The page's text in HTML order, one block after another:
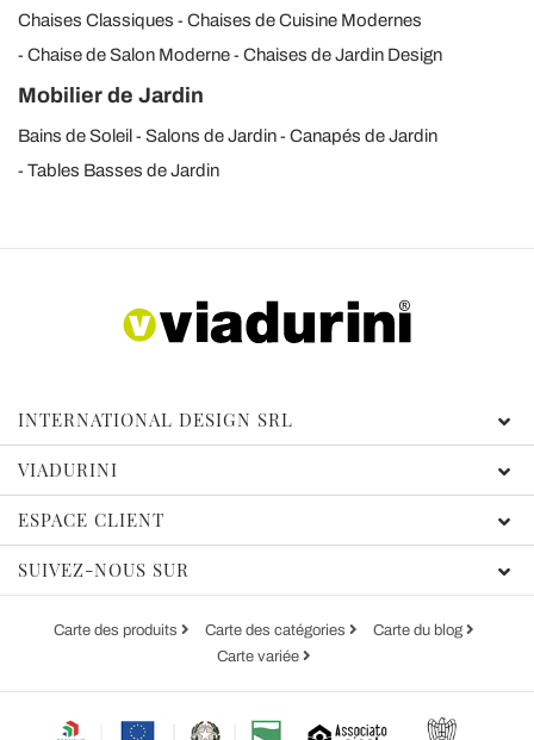
Chaises Classiques
Chaises de Cuisine Modernes
Chaise de Salon Moderne
Chaises de Jardin Design
Mobilier de Jardin
Bains de Soleil Salons de Jardin
Canapés de Jardin
Tables Basses de Jardin
INTERNATIONAL DESIGN SRL
VIADURINI
ESPACE CLIENT
SUIVEZ-NOUS SUR
Carte des produits Carte des catégories
Carte du blog
Carte variée